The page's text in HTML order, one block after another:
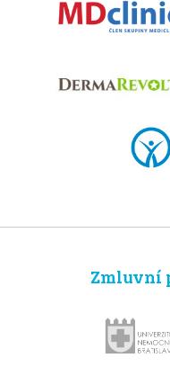
Zmluvní